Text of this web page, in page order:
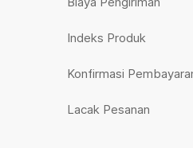
Indeks Produk
Konfirmasi
Lacak Pesanan